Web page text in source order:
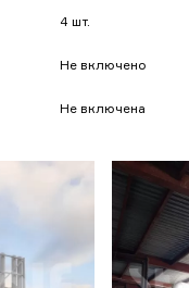
4 шт.
Не включено
Не включена